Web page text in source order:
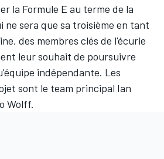
la Formule E au terme de la
ne sera que sa troisième en tant
des membres clés de l'écurie
leur souhait de poursuivre
indépendante. Les
sont le team principal Ian
Wolff.